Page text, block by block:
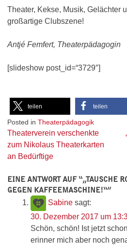
Theater, Kekse, Musik, Gelächter
großartige Clubszene!
Antjé Femfert, Theaterpädagogin
[slideshow post_id=“3729″]
teilen teilen
Posted in Theaterpädagogik
Beitragsnavigation
Theaterverein verschenkte
zum Nikolaus Theaterkarten
an Bedürftige
EINE ANTWORT AUF “„TAUSCHE
GEGEN KAFFEEMASCHINE!“”
Sabine sagt:
30. Dezember 2017 um
Schön, schön! Ist jetzt
erinner mich aber noch